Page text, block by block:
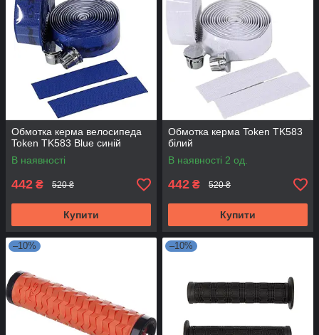
Обмотка керма велосипеда
Token TK583 Blue синій
В наявності
442 ₴ 520 ₴
Купити
Обмотка керма Token TK583
білий
В наявності 2 од.
442 ₴ 520 ₴
Купити
–10% –10%